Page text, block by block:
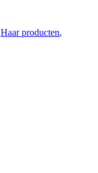
Haar producten,